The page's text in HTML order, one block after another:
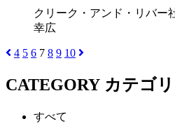
クリーク・アンド・リバ
幸広
4 5 6 7 8 9 10
CATEGORY カテゴ
すべて